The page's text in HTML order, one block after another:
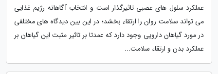
عملکرد سلول های عصبی تاثیرگذار است و انتخاب آگاهانه رژیم غذایی
می تواند سلامت روان را ارتقاء بخشد؛ در این بین دیدگاه های مختلفی
در مورد گیاهان دارویی وجود دارد که عمدتا بر تاثیر مثبت این گیاهان بر
عملکرد بدن و ارتقاء سلامت...